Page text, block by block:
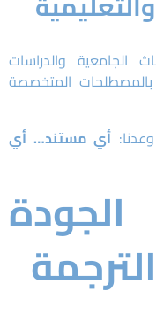
الجامعية والدراسات
بالمصطلحات المتخصصة
أي مستند… أي